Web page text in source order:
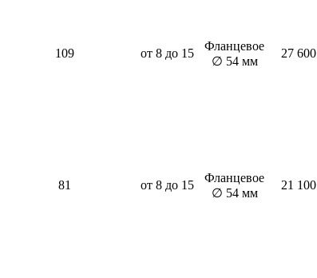
109 от 8 до 15
Фланцевое
∅ 54 мм
27 600
81 от 8 до 15
Фланцевое
∅ 54 мм
21 100